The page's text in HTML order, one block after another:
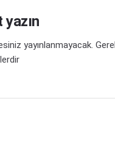
yazın
yayınlanmayacak.